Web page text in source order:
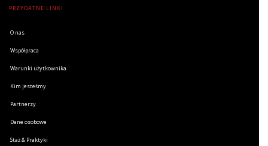
PRZYDATNE LINKI
O nas
Współpraca
Warunki użytkownika
Kim jesteśmy
Partnerzy
Dane osobowe
Staż & Praktyki